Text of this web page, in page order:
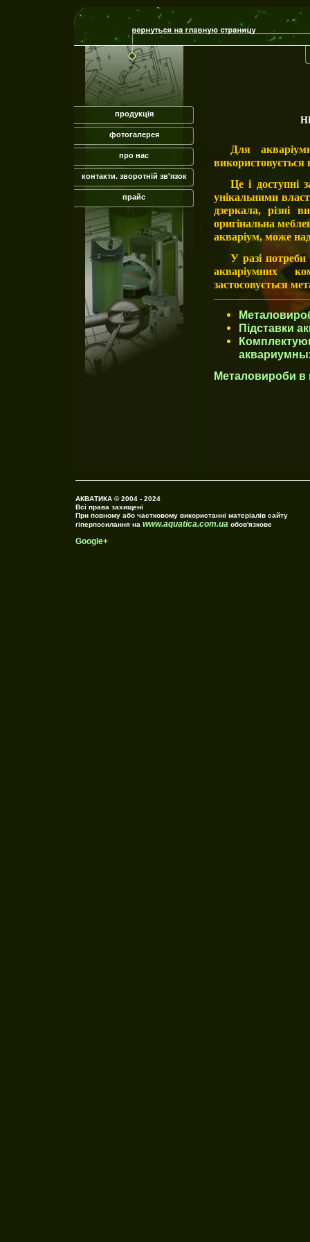
продукція
фотогалерея
про нас
контакти. зворотній зв'язок
прайс
Для
використовується
Це і
унікальними
дзеркала, різні
оригінальна
акваріум, може
У разі потреби
акваріумних
застосовується
Підставки
Металовироби в
АКВАТИКА © 2004 - 2024
Всі права захищені
При повному або частковому використанні матеріалів сайту
гіперпосилання на www.aquatica.com.ua обов'язкове
Google+